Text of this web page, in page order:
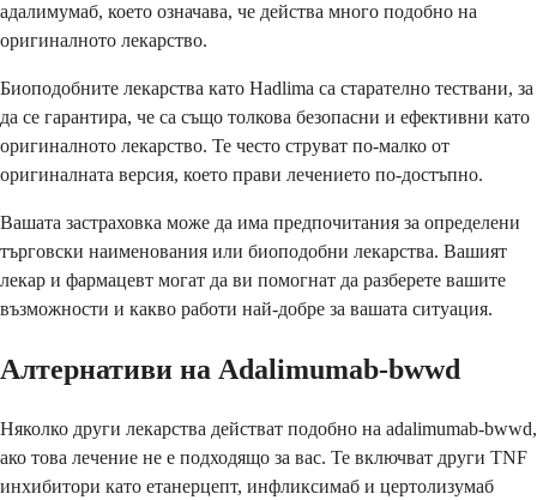
адалимумаб, което означава, че действа много подобно на
оригиналното лекарство.
Биоподобните лекарства като Hadlima са старателно тествани, за
да се гарантира, че са също толкова безопасни и ефективни като
оригиналното лекарство. Те често струват по-малко от
оригиналната версия, което прави лечението по-достъпно.
Вашата застраховка може да има предпочитания за определени
търговски наименования или биоподобни лекарства. Вашият
лекар и фармацевт могат да ви помогнат да разберете вашите
възможности и какво работи най-добре за вашата ситуация.
Алтернативи на Adalimumab-bwwd
Няколко други лекарства действат подобно на adalimumab-bwwd,
ако това лечение не е подходящо за вас. Те включват други TNF
инхибитори като етанерцепт, инфликсимаб и цертолизумаб